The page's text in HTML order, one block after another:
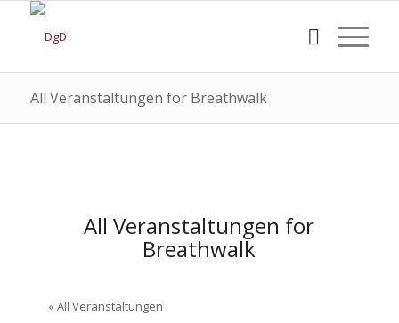
All Veranstaltungen for Breathwalk
All Veranstaltungen for
Breathwalk
« All Veranstaltungen